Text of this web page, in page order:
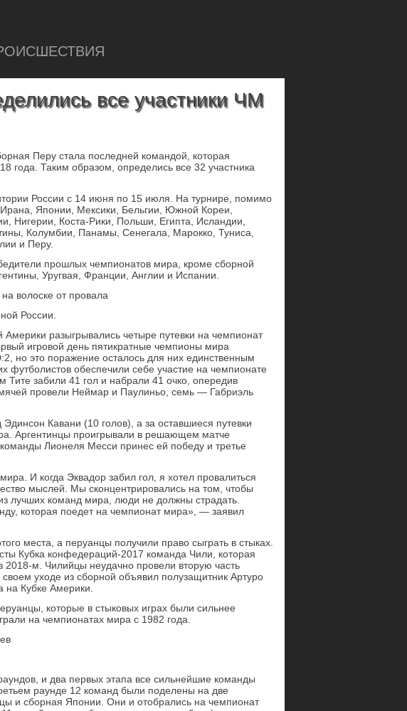
все участники ЧМ
Перу стала последней командой, которая
года. Таким образом, определись все 32 участника
России с 14 июня по 15 июля. На турнире, помимо
Японии, Мексики, Бельгии, Южной Кореи,
Нигерии, Коста-Рики, Польши, Египта, Исландии,
Колумбии, Панамы, Сенегала, Марокко, Туниса,
и Перу.
прошлых чемпионатов мира, кроме сборной
Уругвая, Франции, Англии и Испании.
волоске от провала
России.
разыгрывались четыре путевки на чемпионат
игровой день пятикратные чемпионы мира
но это поражение осталось для них единственным
футболистов обеспечили себе участие на чемпионате
Тите забили 41 гол и набрали 41 очко, опередив
провели Неймар и Паулиньо, семь — Габриэль
Кавани (10 голов), а за оставшиеся путевки
Аргентинцы проигрывали в решающем матче
Лионеля Месси принес ей победу и третье
И когда Эквадор забил гол, я хотел провалиться
мыслей. Мы сконцентрировались на том, чтобы
лучших команд мира, люди не должны страдать.
которая поедет на чемпионат мира», — заявил
места, а перуанцы получили право сыграть в стыках.
Кубка конфедераций-2017 команда Чили, которая
2018-м. Чилийцы неудачно провели вторую часть
уходе из сборной объявил полузащитник Артуро
Кубке Америки.
которые в стыковых играх были сильнее
на чемпионатах мира с 1982 года.
и два первых этапа все сильнейшие команды
раунде 12 команд были поделены на две
и сборная Японии. Они и отобрались на чемпионат